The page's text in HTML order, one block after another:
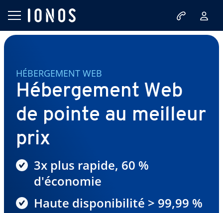
HÉBERGEMENT WEB
Hébergement Web
de pointe au meilleur
prix
3x plus rapide, 60 %
d'économie
Haute disponibilité > 99,99 %